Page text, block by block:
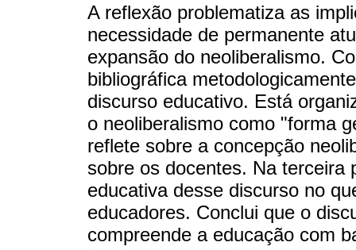
A reflexão problematiza as
necessidade de permanente
expansão do neoliberalismo.
bibliográfica
discurso educativo. Está
o neoliberalismo como "forma
reflete sobre a concepção
sobre os docentes. Na terceira
educativa desse discurso no
educadores. Conclui que o
compreende a educação com